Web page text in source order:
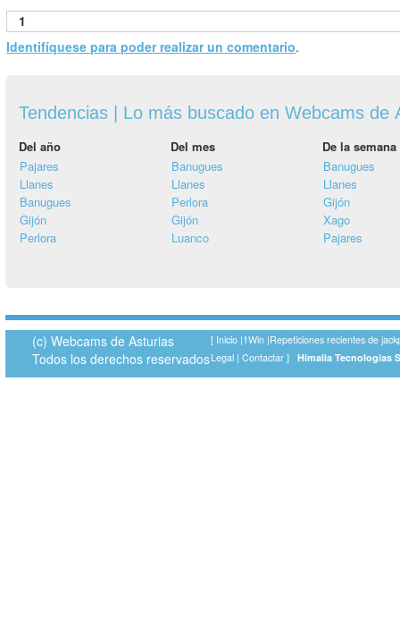
1
Identifíquese para poder realizar un comentario.
Tendencias | Lo más buscado en Webcams de
Del año Del mes
De la semana
Pajares
Llanes
Banugues
Gijón
Perlora
Banugues
Llanes
Perlora
Gijón
Luanco
Banugues
Llanes
Gijón
Xago
Pajares
(c) Webcams de Asturias
Todos los derechos reservados
[ Inicio |1Win |Repeticiones recientes de
Legal | Contactar Himalia Tecnologías